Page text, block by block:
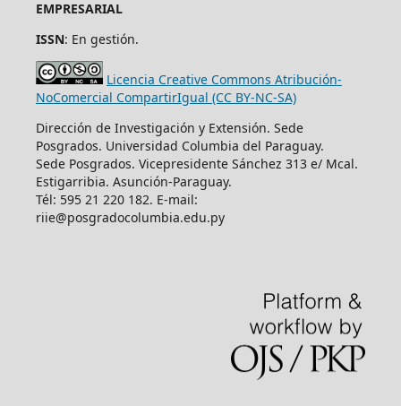
EMPRESARIAL
ISSN: En gestión.
Licencia Creative Commons Atribución-
NoComercial CompartirIgual (CC BY-NC-SA)
Dirección de Investigación y Extensión. Sede
Posgrados. Universidad Columbia del Paraguay.
Sede Posgrados. Vicepresidente Sánchez 313 e/ Mcal.
Estigarribia. Asunción-Paraguay.
Tél: 595 21 220 182. E-mail:
riie@posgradocolumbia.edu.py